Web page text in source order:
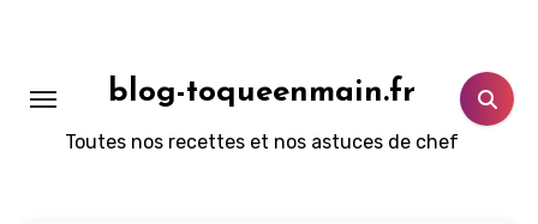
principal
blog-toqueenmain.fr
Toutes nos recettes et nos astuces de chef